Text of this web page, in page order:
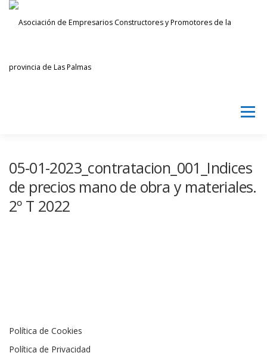
Saltar
Menú
INICIAR SESIÓN
05-01-2023_contratacion_001_Indices
de precios mano de obra y materiales.
2º T 2022
Política de Cookies
Política de Privacidad